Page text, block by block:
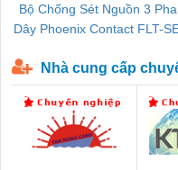
Bộ Chống Sét Nguồn 3
Dây Phoenix Contact FLT-
Nhà cung cấp